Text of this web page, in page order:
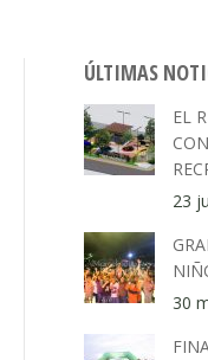
ÚLTIMAS
EL
23
30